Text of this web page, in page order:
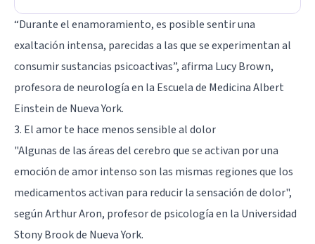
“Durante el enamoramiento, es posible sentir una
exaltación intensa, parecidas a las que se experimentan al
consumir sustancias psicoactivas”, afirma Lucy Brown,
profesora de neurología en la Escuela de Medicina Albert
Einstein de Nueva York.
3. El amor te hace menos sensible al dolor
"Algunas de las áreas del cerebro que se activan por una
emoción de amor intenso son las mismas regiones que los
medicamentos activan para reducir la sensación de dolor",
según Arthur Aron, profesor de psicología en la Universidad
Stony Brook de Nueva York.